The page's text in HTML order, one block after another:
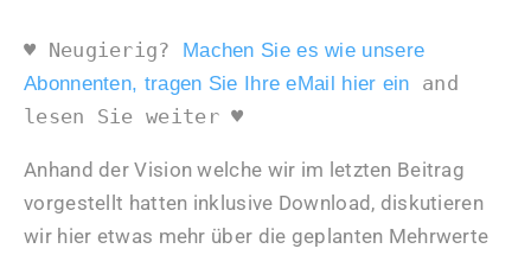
♥ Neugierig? Machen Sie es wie unsere
Abonnenten, tragen Sie Ihre eMail hier ein and
lesen Sie weiter ♥
Anhand der Vision welche wir im letzten Beitrag
vorgestellt hatten inklusive Download, diskutieren
wir hier etwas mehr über die geplanten Mehrwerte